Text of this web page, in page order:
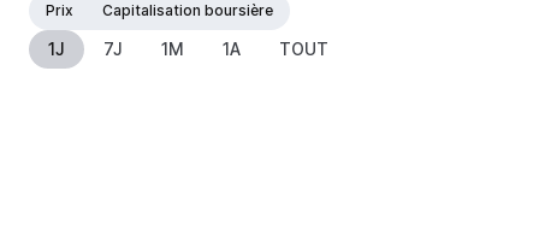
Prix
Capitalisation boursière
1J 7J 1M 1A TOUT